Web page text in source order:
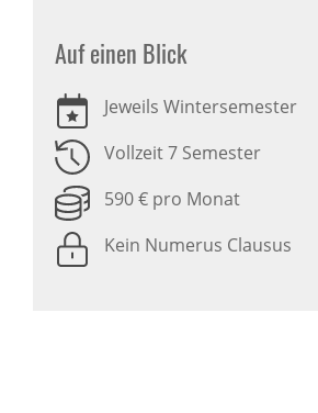
Auf einen Blick
Jeweils Wintersemester
Vollzeit 7 Semester
590 € pro Monat
Kein Numerus Clausus